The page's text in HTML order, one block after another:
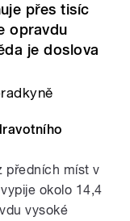
přes tisíc
opravdu
je doslova
předních míst v
okolo 14,4
vysoké